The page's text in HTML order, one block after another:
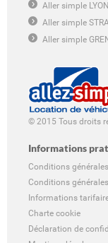
Aller simple
Aller simple
Aller simple
© 2015 Tous droits
Informations
Conditions
Conditions
Informations
Charte cookie
Déclaration de